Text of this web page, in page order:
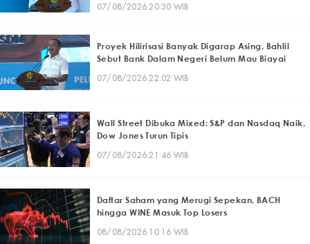
07/08/2026 20:30 WIB
Proyek Hilirisasi Banyak Digarap Asing, Bahlil
Sebut Bank Dalam Negeri Belum Mau Biayai
07/08/2026 22:02 WIB
Wall Street Dibuka Mixed: S&P dan Nasdaq Naik,
Dow Jones Turun Tipis
07/08/2026 21:46 WIB
Daftar Saham yang Merugi Sepekan, BACH
hingga WINE Masuk Top Losers
08/08/2026 10:16 WIB